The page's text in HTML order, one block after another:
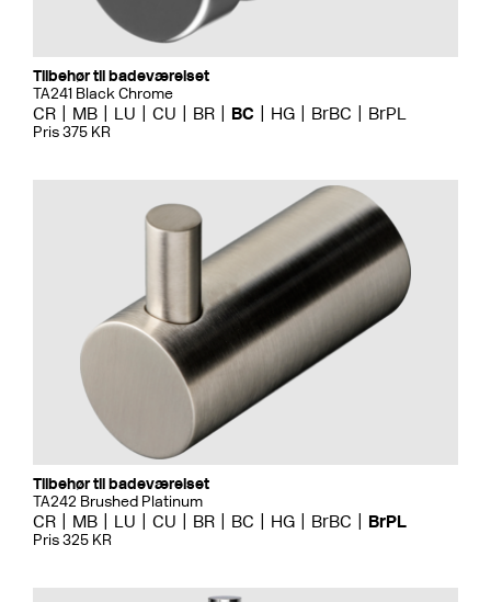
Tilbehør til badeværelset
TA241 Black Chrome
CR MB LU CU BR BC HG BrBC BrPL
Pris 375 KR
Tilbehør til badeværelset
TA242 Brushed Platinum
CR MB LU CU BR BC HG BrBC BrPL
Pris 325 KR